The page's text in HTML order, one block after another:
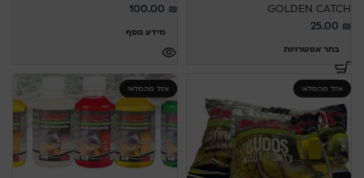
GOLDEN CATCH
25.00 ₪
בחר אפשרויות
100.00 ₪
מידע נוסף
אזל מהמלאי אזל מהמלאי